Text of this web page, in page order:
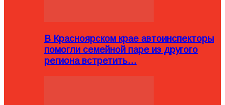
В Красноярском крае автоинспекторы
помогли семейной паре из другого
региона встретить…